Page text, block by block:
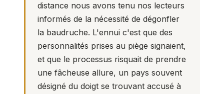
distance nous avons tenu nos lecteurs
informés de la nécessité de dégonfler
la baudruche. L'ennui c'est que des
personnalités prises au piège signaient,
et que le processus risquait de prendre
une fâcheuse allure, un pays souvent
désigné du doigt se trouvant accusé à